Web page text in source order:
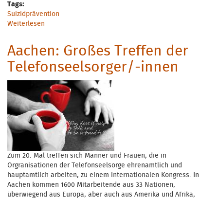
Tags:
Suizidprävention
Weiterlesen
Aachen: Großes Treffen der
Telefonseelsorger/-innen
Zum 20. Mal treffen sich Männer und Frauen, die in
Orgranisationen der Telefonseelsorge ehrenamtlich und
hauptamtlich arbeiten, zu einem internationalen Kongress. In
Aachen kommen 1600 Mitarbeitende aus 33 Nationen,
überwiegend aus Europa, aber auch aus Amerika und Afrika,